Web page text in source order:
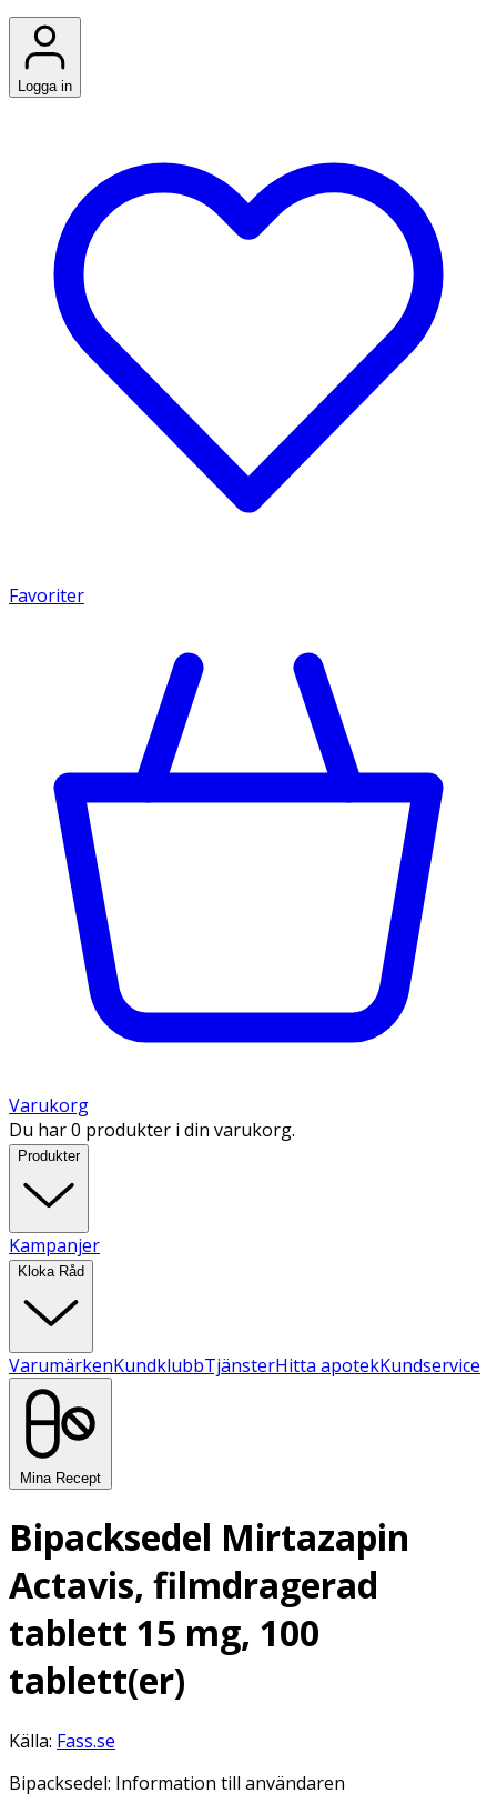
Logga in
Favoriter
Varukorg
Du har 0 produkter i din varukorg.
Produkter
Kampanjer
Kloka Råd
VarumärkenKundklubbTjänsterHitta apotekKundservice
Mina Recept
Bipacksedel Mirtazapin
Actavis, filmdragerad
tablett 15 mg, 100
tablett(er)
Källa: Fass.se
Bipacksedel: Information till användaren